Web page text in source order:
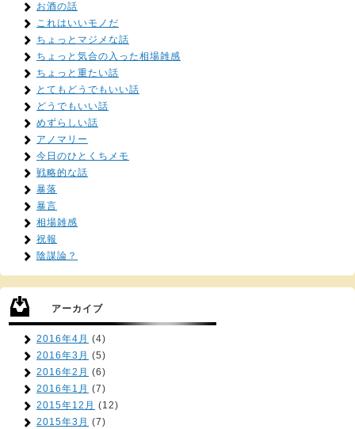
お酒の話
これはいいモノだ
ちょっとマジメな話
ちょっと気合の入った相場雑感
ちょっと重たい話
とてもどうでもいい話
どうでもいい話
めずらしい話
アノマリー
今日のひとくちメモ
戦略的な話
暴落
暴言
相場雑感
祝報
陰謀論？
アーカイブ
2016年4月 (4)
2016年3月 (5)
2016年2月 (6)
2016年1月 (7)
2015年12月 (12)
2015年3月 (7)